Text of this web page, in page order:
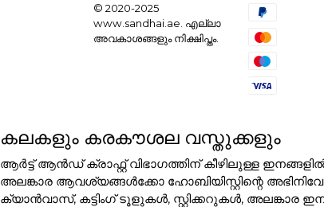
© 2020-2025
www.sandhai.ae. എല്ലാ
അവകാശങ്ങളും നിക്ഷിപ്തം.
കലകളും കരകൗശല വസ്തുക്കളും
ആർട്ട് ആൻഡ് ക്രാഫ്റ്റ് വിഭാഗത്തിന് കീഴിലുള്ള
അലങ്കാര ആവശ്യങ്ങൾക്കോ ഹോബിയിസ്റ്റിന്റെ
ക്യാൻവാസ്, കട്ടിംഗ് ടൂളുകൾ, സ്റ്റിക്കറുകൾ,